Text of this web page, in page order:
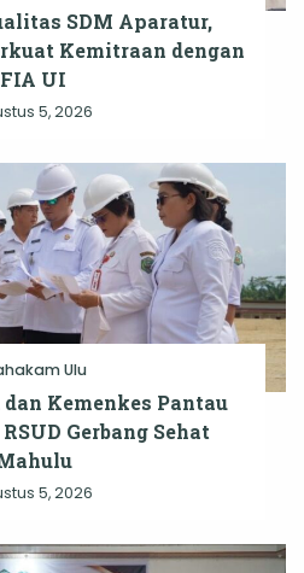
SDM Aparatur,
Kemitraan dengan
FIA UI
5, 2026
Ulu
Kemenkes Pantau
Gerbang Sehat
5, 2026